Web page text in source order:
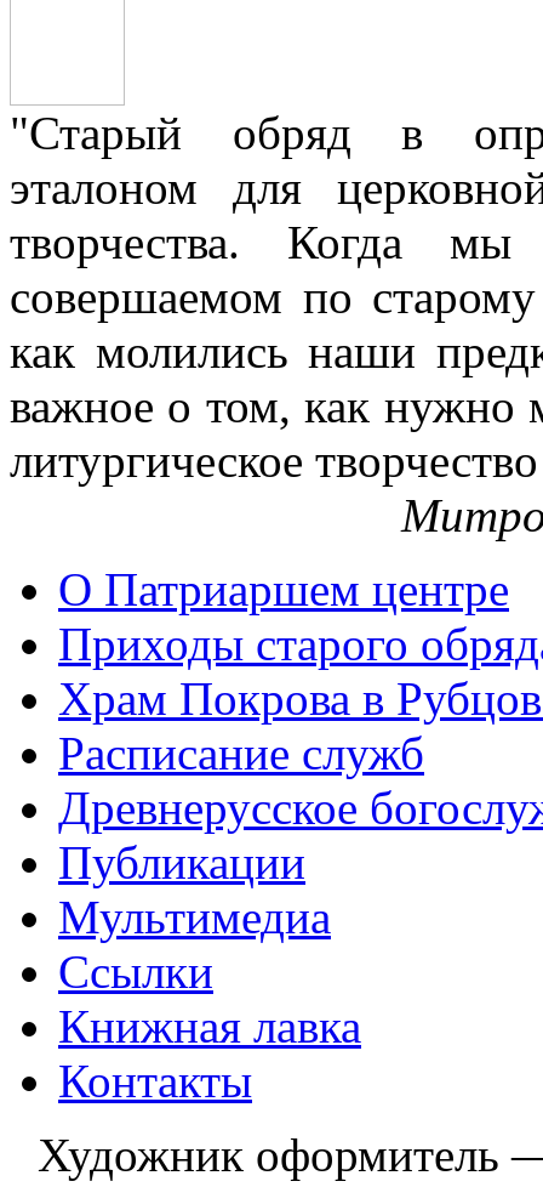
"Старый обряд в
эталоном для
творчества. Когда мы
совершаемом по
как молились наши
важное о том, как нужно
литургическое
О Патриаршем центре
Приходы старого
Храм Покрова в
Расписание служб
Древнерусское
Публикации
Мультимедиа
Ссылки
Книжная лавка
Контакты
Художник оформитель